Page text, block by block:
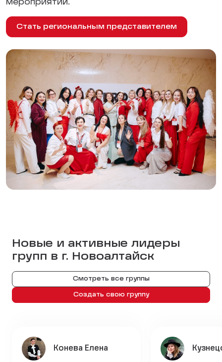
мероприятий.
Стать региональным представителем
Новые и активные лидеры
групп в г. Новоалтайск
Смотреть все группы
Создать свою группу
Конева Елена